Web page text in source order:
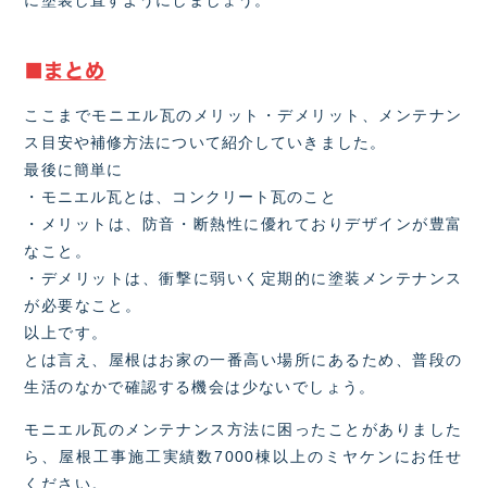
まとめ
ここまでモニエル瓦のメリット・デメリット、メンテナン
ス目安や補修方法について紹介していきました。
最後に簡単に
・モニエル瓦とは、コンクリート瓦のこと
・メリットは、防音・断熱性に優れておりデザインが豊富
なこと。
・デメリットは、衝撃に弱いく定期的に塗装メンテナンス
が必要なこと。
以上です。
とは言え、屋根はお家の一番高い場所にあるため、普段の
生活のなかで確認する機会は少ないでしょう。
モニエル瓦のメンテナンス方法に困ったことがありました
ら、屋根工事施工実績数7000棟以上のミヤケンにお任せ
ください。